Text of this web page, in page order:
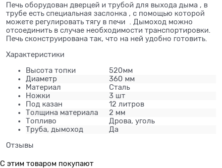
Печь оборудован дверцей и трубой для выхода дыма , в
трубе есть специальная заслонка , с помощью которой
можете регулировать тягу в печи . Дымоход можно
отсоединить в случае необходимости транспортировки.
Печь сконструирована так, что на ней удобно готовить.
Характеристики
Высота топки
520мм
Диаметр
360 мм
Материал
Сталь
Ножки
3 шт
Под казан
12 литров
Толщина материала
2 мм
Топливо
Дрова, уголь
Труба, дымоход
Да
Отзывы
С этим товаром покупают